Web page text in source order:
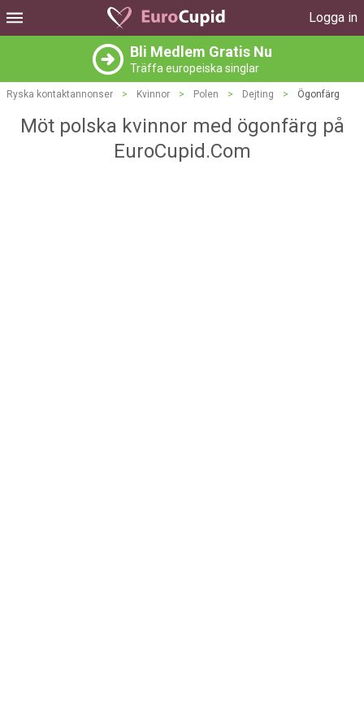
Logga in
Bli Medlem Gratis Nu
Träffa europeiska singlar
Ryska kontaktannonser > Kvinnor > Polen > Dejting > Ögonfärg
Möt polska kvinnor med ögonfärg på
EuroCupid.Com